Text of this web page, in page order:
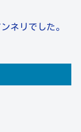
ネリでした。